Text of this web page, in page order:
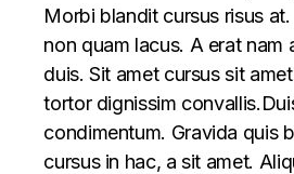
Morbi blandit cursus risus
non quam lacus. A erat nam
duis. Sit amet cursus sit
tortor dignissim
condimentum. Gravida quis
cursus in hac, a sit amet.